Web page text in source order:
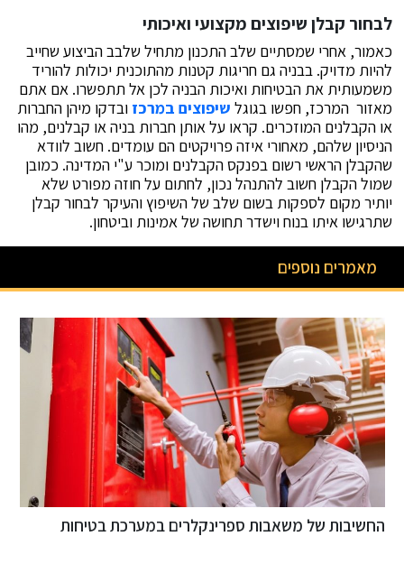
לבחור קבלן שיפוצים מקצועי ואיכותי
כאמור, אחרי שמסתיים שלב התכנון מתחיל שלבב הביצוע שחייב
להיות מדויק. בבניה גם חריגות קטנות מהתוכנית יכולות להוריד
משמעותית את הבטיחות ואיכות הבניה לכן אל תתפשרו. אם אתם
מאזור המרכז, חפשו בגוגל שיפוצים במרכז ובדקו מיהן החברות
או הקבלנים המוזכרים. קראו על אותן חברות בניה או קבלנים, מהו
הניסיון שלהם, מאחורי איזה פרויקטים הם עומדים. חשוב לוודא
שהקבלן הראשי רשום בפנקס הקבלנים ומוכר ע"י המדינה. כמובן
שמול הקבלן חשוב להתנהל נכון, לחתום על חוזה מפורט שלא
יותיר מקום לספקות בשום שלב של השיפוץ והעיקר לבחור קבלן
שתרגישו איתו בנוח וישדר תחושה של אמינות וביטחון.
מאמרים נוספים
החשיבות של משאבות ספרינקלרים במערכת בטיחות